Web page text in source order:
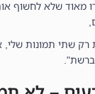
מאוד שלא לחשוף
רק שתי תמונות שלי,
ברשת".